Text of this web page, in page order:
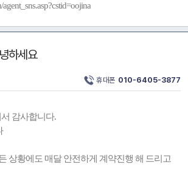
하세요
휴대폰 010-6405-3877
감사합니다.
상황에도 매달 안전하게 계약진행 해 드리고